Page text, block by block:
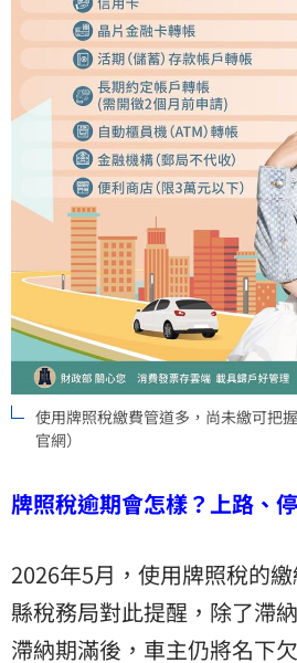
使用牌照稅繳費管道多，尚未繳可把
官網）
牌照稅逾期會怎樣？上路、
2026年5月，使用牌照稅的
縣稅務局對此提醒，除了滯
滯納期滿後，車主仍將名下